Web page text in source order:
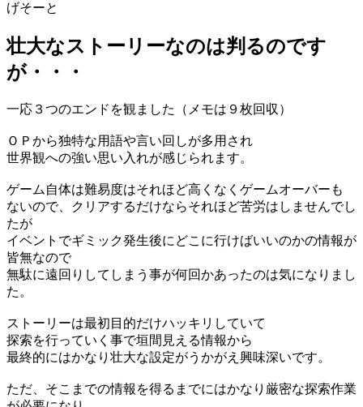
げそーと
壮大なストーリーなのは判るのです
が・・・
一応３つのエンドを観ました（メモは９枚回収）
ＯＰから独特な用語や言い回しが多用され
世界観への強い思い入れが感じられます。
ゲーム自体は難易度はそれほど高くなくゲームオーバーも
ないので、クリアするだけならそれほど苦労はしませんでし
たが
イベントでギミック発生後にどこに行けばいいのかの情報が
皆無なので
無駄に遠回りしてしまう事が何回かあったのは気になりまし
た。
ストーリーは最初目的だけハッキリしていて
探索を行っていく事で垣間見える情報から
最終的にはかなり壮大な設定がうかがえ興味深いです。
ただ、そこまでの情報を得るまでにはかなり厳密な探索作業